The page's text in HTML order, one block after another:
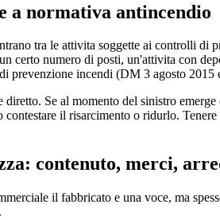
a normativa antincendio
tra le attivita soggette ai controlli di
certo numero di posti, un'attivita con
prevenzione incendi (DM 3 agosto 2015
diretto. Se al momento del sinistro
il risarcimento o ridurlo.
contenuto, merci,
il fabbricato e una voce, ma